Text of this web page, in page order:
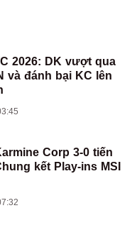
2026: DK vượt qua
và đánh bại KC lên
Corp 3-0 tiến
kết Play-ins MSI